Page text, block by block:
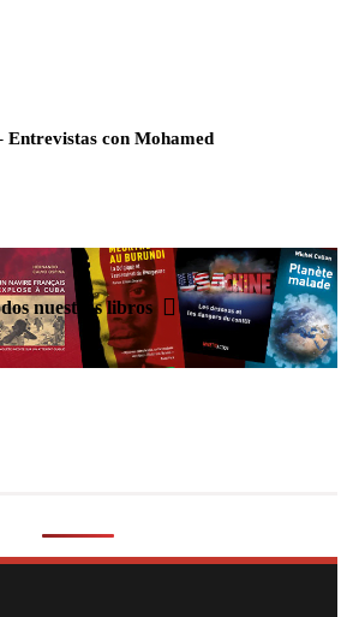
Entrevistas con Mohamed
nuestros libros